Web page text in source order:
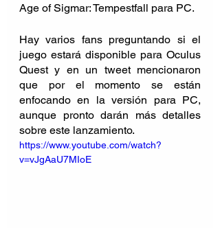
Age of Sigmar: Tempestfall para PC.
Hay varios fans preguntando si el
juego estará disponible para Oculus
Quest y en un tweet mencionaron
que por el momento se están
enfocando en la versión para PC,
aunque pronto darán más detalles
sobre este lanzamiento.
https://www.youtube.com/watch?
v=vJgAaU7MIoE